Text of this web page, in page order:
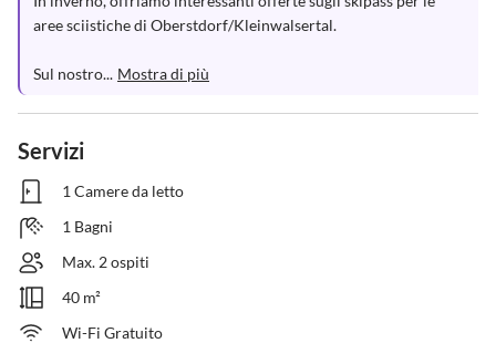
aree sciistiche di Oberstdorf/Kleinwalsertal.
Sul nostro... Mostra di più
Servizi
1 Camere da letto
1 Bagni
Max. 2 ospiti
40 m²
Wi-Fi Gratuito